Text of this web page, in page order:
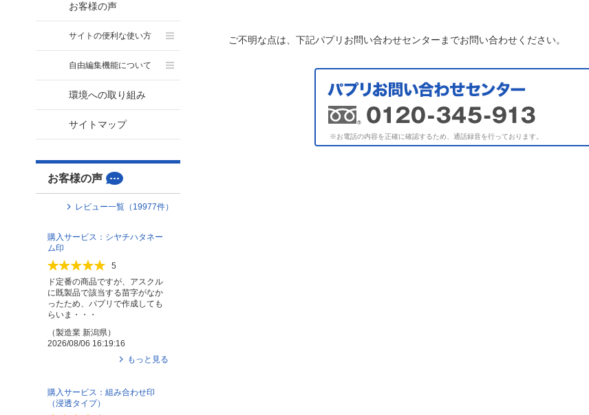
ご不明な点は、下記パプリお問い合わせセンターまでお問い合わせください。
※お電話の内容を正確に確認するため、通話録音を行っております。
お客様の声
サイトの便利な使い方
自由編集機能について
環境への取り組み
サイトマップ
お客様の声
レビュー一覧（ 19977件）
購入サービス：シヤチハタネー
ム印
5
ド定番の商品ですが、アスクル
に既製品で該当する苗字がなか
ったため、パプリで作成しても
らいま・・・
（製造業 新潟県 ）
2026/08/06 16:19:16
もっと見る
購入サービス：組み合わせ印
（浸透タイプ）